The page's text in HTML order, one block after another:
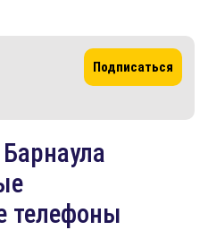
Подписаться
телефоны